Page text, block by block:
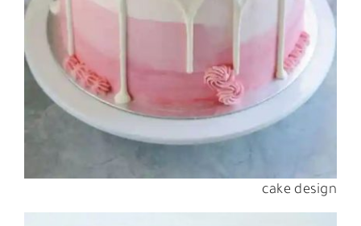
cake design